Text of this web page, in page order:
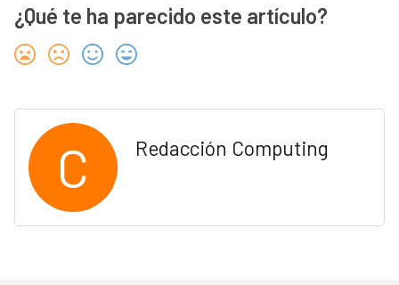
¿Qué te ha parecido este artículo?
C Redacción Computing